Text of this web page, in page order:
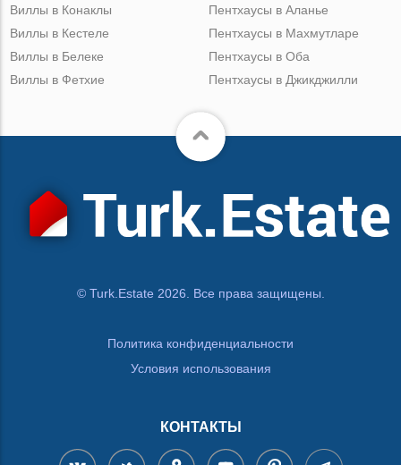
Виллы в Конаклы
Виллы в Кестеле
Виллы в Белеке
Виллы в Фетхие
Пентхаусы в Аланье
Пентхаусы в Махмутларе
Пентхаусы в Оба
Пентхаусы в Джикджилли
© Turk.Estate 2026. Все права защищены.
Политика конфиденциальности
Условия использования
КОНТАКТЫ